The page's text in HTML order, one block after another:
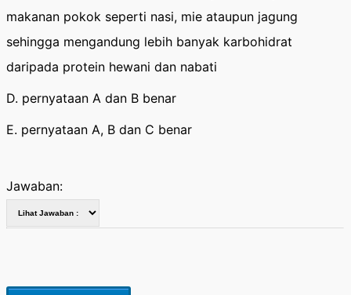
makanan pokok seperti nasi, mie ataupun jagung
sehingga mengandung lebih banyak karbohidrat
daripada protein hewani dan nabati
D. pernyataan A dan B benar
E. pernyataan A, B dan C benar
Jawaban: